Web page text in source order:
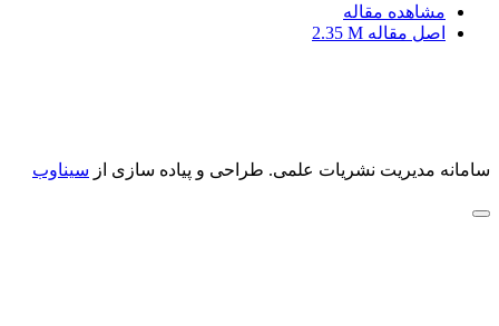
مشاهده مقاله
اصل مقاله 2.35 M
سامانه مدیریت نشریات علمی. طراحی و پیاده سازی از سیناوب